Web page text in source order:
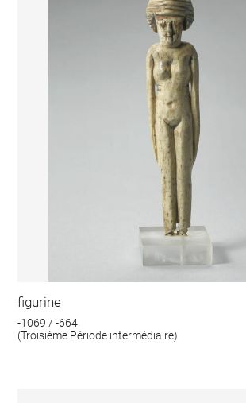
figurine
-1069 / -664
(Troisième Période intermédiaire)